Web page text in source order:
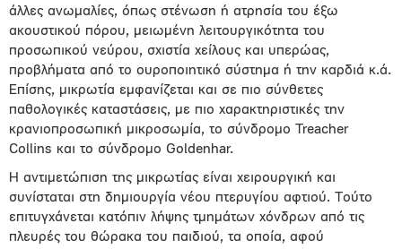
άλλες ανωμαλίες, όπως στένωση ή ατρησία του έξω
ακουστικού πόρου, μειωμένη λειτουργικότητα του
προσωπικού νεύρου, σχιστία χείλους και υπερώας,
προβλήματα από το ουροποιητικό σύστημα ή την καρδιά κ.ά.
Επίσης, μικρωτία εμφανίζεται και σε πιο σύνθετες
παθολογικές καταστάσεις, με πιο χαρακτηριστικές την
κρανιοπροσωπική μικροσωμία, το σύνδρομο Treacher
Collins και το σύνδρομο Goldenhar.
Η αντιμετώπιση της μικρωτίας είναι χειρουργική και
συνίσταται στη δημιουργία νέου πτερυγίου αφτιού. Τούτο
επιτυγχάνεται κατόπιν λήψης τμημάτων χόνδρων από τις
πλευρές του θώρακα του παιδιού, τα οποία, αφού